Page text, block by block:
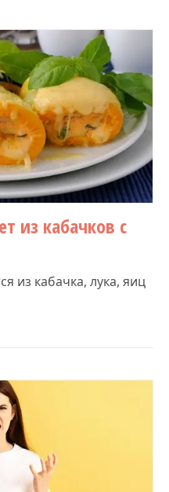
из кабачков с
из кабачка, лука, яиц